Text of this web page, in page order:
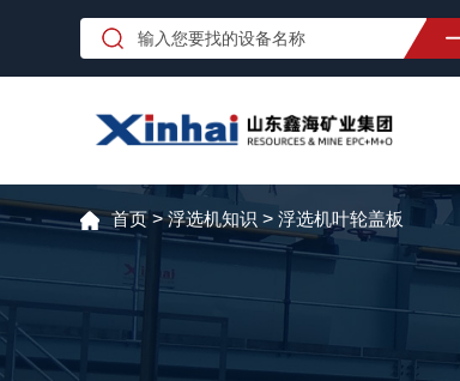
首页>浮选机知识 >浮选机叶轮盖板